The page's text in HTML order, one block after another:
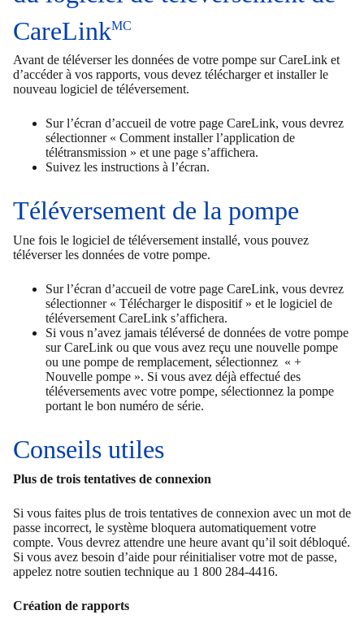
CareLinkMC
Avant de téléverser les données de votre pompe sur CareLink et
d’accéder à vos rapports, vous devez télécharger et installer le
nouveau logiciel de téléversement.
Sur l’écran d’accueil de votre page CareLink, vous devrez
sélectionner « Comment installer l’application de
télétransmission » et une page s’affichera.
Suivez les instructions à l’écran.
Téléversement de la pompe
Une fois le logiciel de téléversement installé, vous pouvez
téléverser les données de votre pompe.
Sur l’écran d’accueil de votre page CareLink, vous devrez
sélectionner « Télécharger le dispositif » et le logiciel de
téléversement CareLink s’affichera.
Si vous n’avez jamais téléversé de données de votre pompe
sur CareLink ou que vous avez reçu une nouvelle pompe
ou une pompe de remplacement, sélectionnez « +
Nouvelle pompe ». Si vous avez déjà effectué des
téléversements avec votre pompe, sélectionnez la pompe
portant le bon numéro de série.
Conseils utiles
Plus de trois tentatives de connexion
Si vous faites plus de trois tentatives de connexion avec un mot de
passe incorrect, le système bloquera automatiquement votre
compte. Vous devrez attendre une heure avant qu’il soit débloqué.
Si vous avez besoin d’aide pour réinitialiser votre mot de passe,
appelez notre soutien technique au 1 800 284-4416.
Création de rapports